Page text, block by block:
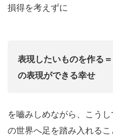
損得を考えずに
表現したいものを作る
の表現ができる幸せ
を嚙みしめながら、こう
の世界へ足を踏み入れるこ